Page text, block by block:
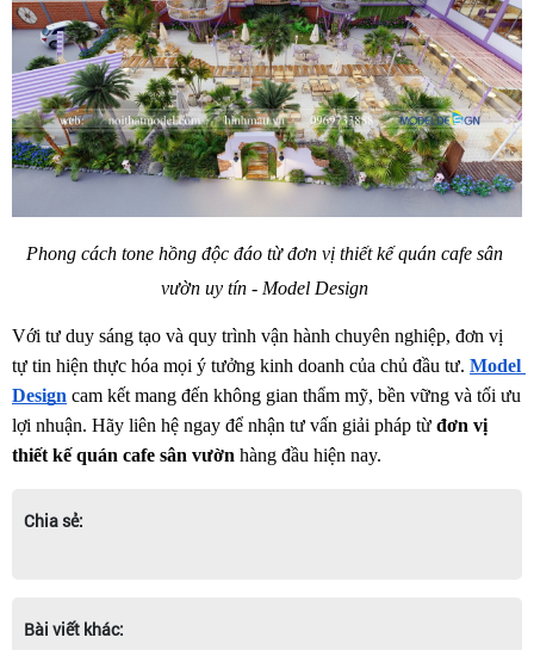
Phong cách tone hồng độc đáo từ đơn vị thiết kế quán cafe sân
vườn uy tín - Model Design
Với tư duy sáng tạo và quy trình vận hành chuyên nghiệp, đơn vị
tự tin hiện thực hóa mọi ý tưởng kinh doanh của chủ đầu tư. Model
Design cam kết mang đến không gian thẩm mỹ, bền vững và tối ưu
lợi nhuận. Hãy liên hệ ngay để nhận tư vấn giải pháp từ đơn vị
thiết kế quán cafe sân vườn hàng đầu hiện nay.
Chia sẻ:
Bài viết khác: